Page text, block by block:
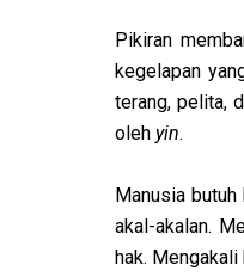
Pikiran
kegelapan
terang, pelita,
oleh yin.
Manusia
akal-akalan.
hak.